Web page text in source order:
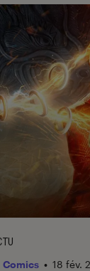
Comics • 18 fév.